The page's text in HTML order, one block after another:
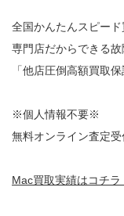
全国かんたんスピード
専門店だからできる
「他店圧倒高額買取保
※個人情報不要※
無料オンライン査定受
Mac買取実績はコチラ